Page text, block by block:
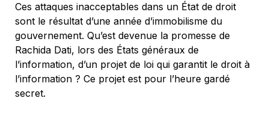
Ces attaques inacceptables dans un État de droit
sont le résultat d’une année d’immobilisme du
gouvernement. Qu’est devenue la promesse de
Rachida Dati, lors des États généraux de
l’information, d’un projet de loi qui garantit le droit à
l’information ? Ce projet est pour l’heure gardé
secret.